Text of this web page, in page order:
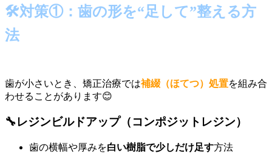
🛠対策①：歯の形を“足して”整える方
法
歯が小さいとき、矯正治療では補綴（ほてつ）処置を組み合
わせることがあります😊
🔧レジンビルドアップ（コンポジットレジン）
歯の横幅や厚みを白い樹脂で少しだけ足す方法